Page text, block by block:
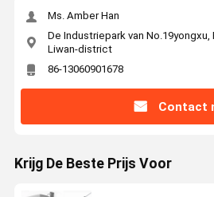
Ms. Amber Han
De Industriepark van No.19yongxu,
Liwan-district
86-13060901678
Contact
Krijg De Beste Prijs Voor